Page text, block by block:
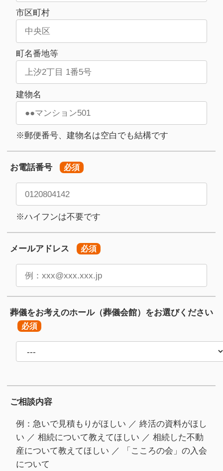
市区町村
町名番地等
建物名
※郵便番号、建物名は空白でも結構です
お電話番号 必須
※ハイフンは不要です
メールアドレス 必須
葬儀をお考えのホール（葬儀会館）をお選びください
必須
ご相談内容
例：急いで見積もりがほしい ／ 終活の資料がほし
い ／ 相続について教えてほしい ／ 相続した不動
産について教えてほしい ／ 「こころの会」の入会
について